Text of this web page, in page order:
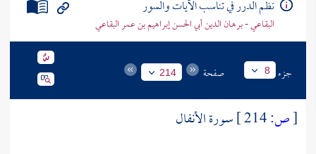
نظم الدرر في تناسب الآيات والسور
البقاعي - برهان الدين أبي الحسن إبراهيم بن عمر البقاعي
جزء 8 صفحة 214
[ص:
سورة الأنفال